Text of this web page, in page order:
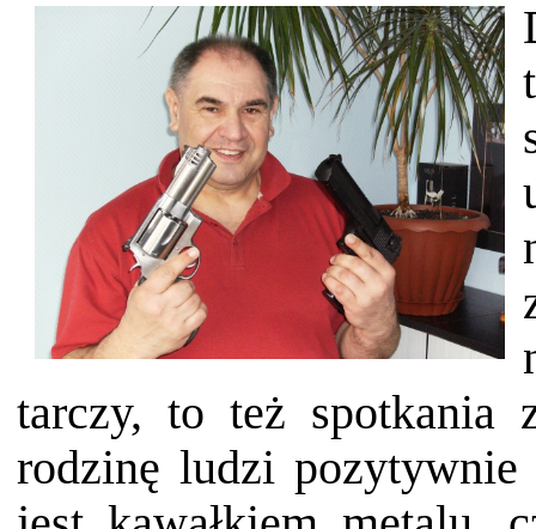
tarczy, to też spotkania
rodzinę ludzi